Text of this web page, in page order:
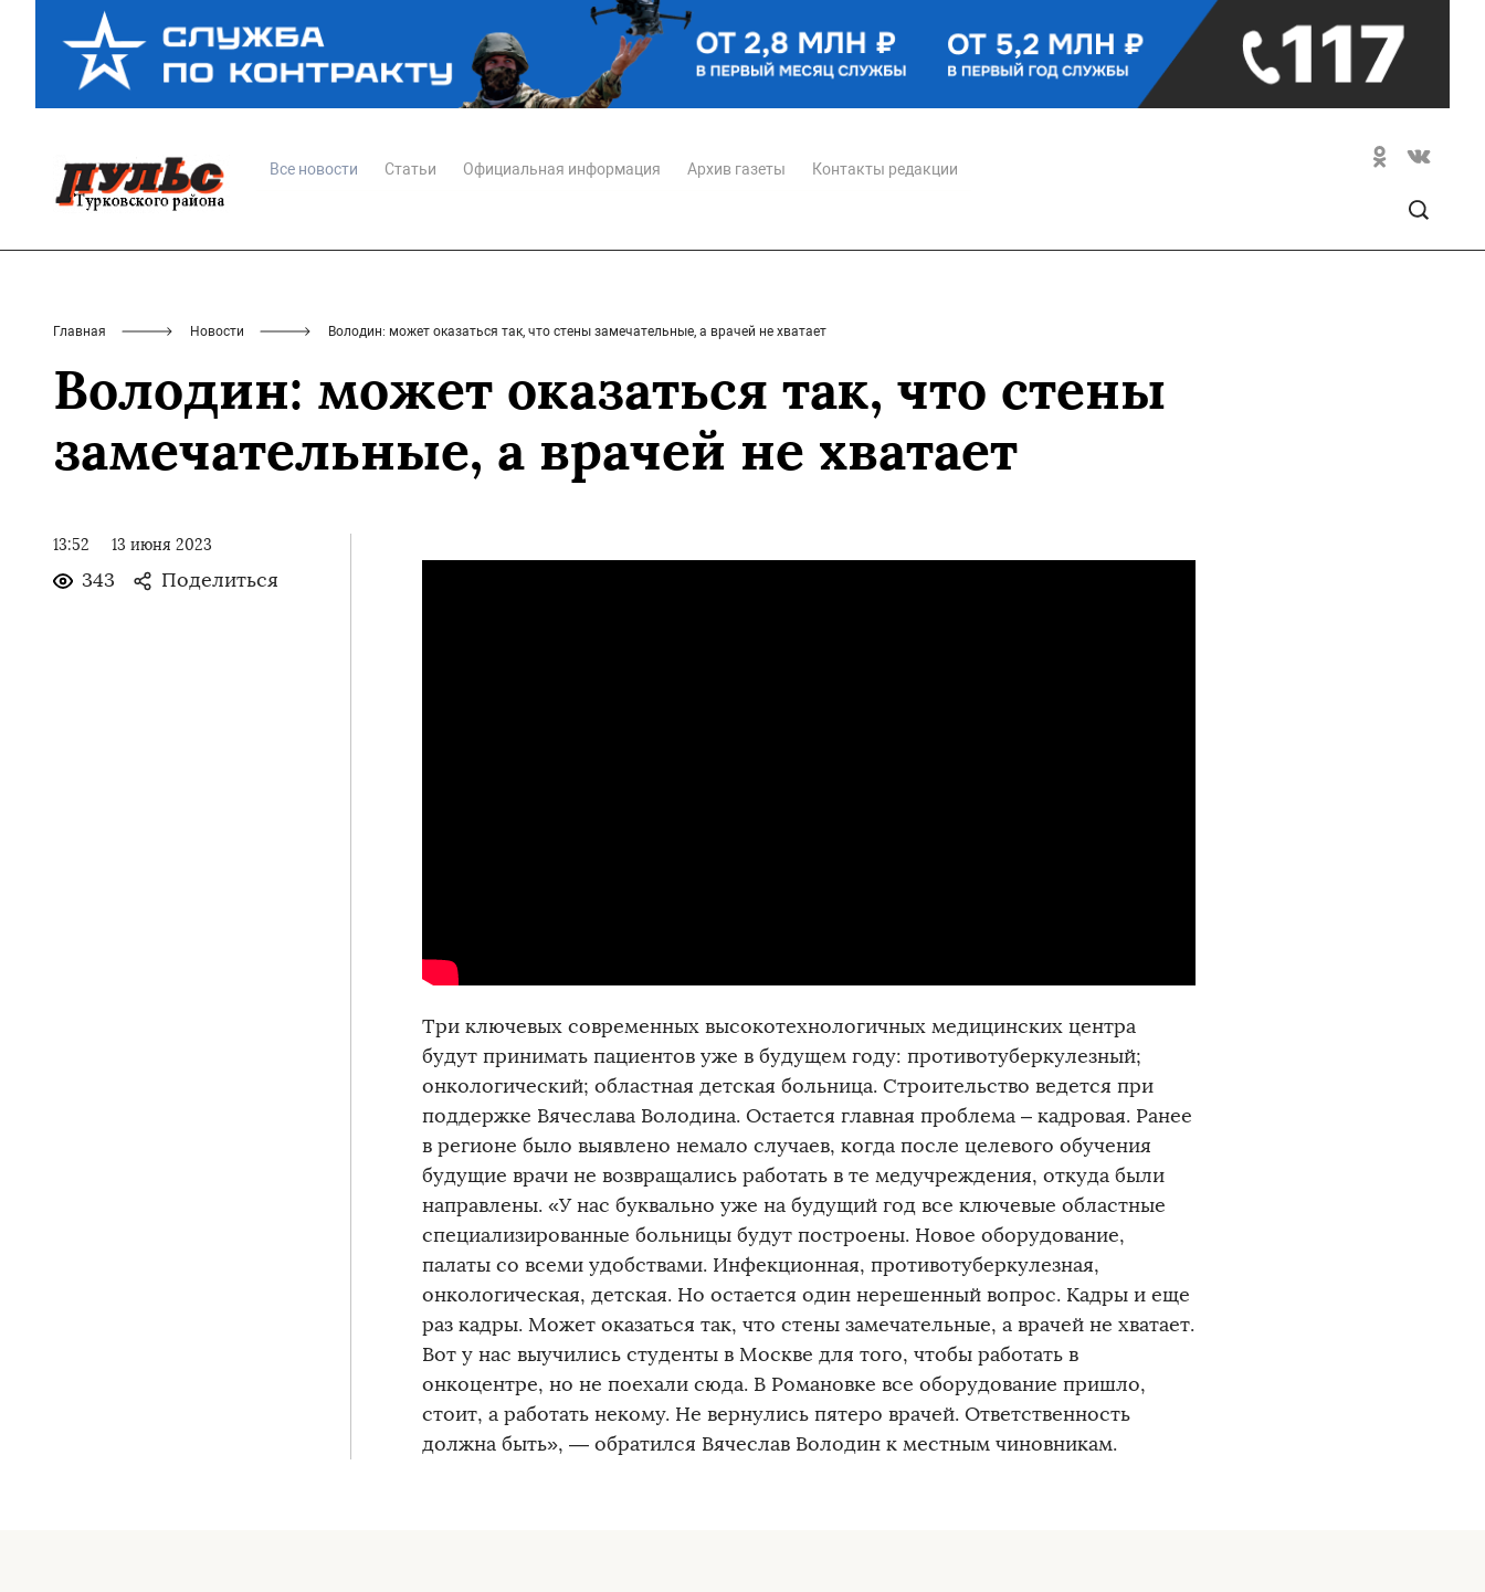
Все новости Статьи Официальная информация Архив газеты Контакты редакции
Главная Новости Володин: может оказаться так, что стены замечательные, а врачей не хватает
Володин: может оказаться так, что стены
замечательные, а врачей не хватает
13:52 13 июня 2023
343 Поделиться
Три ключевых современных высокотехнологичных медицинских центра
будут принимать пациентов уже в будущем году: противотуберкулезный;
онкологический; областная детская больница. Строительство ведется при
поддержке Вячеслава Володина. Остается главная проблема – кадровая. Ранее
в регионе было выявлено немало случаев, когда после целевого обучения
будущие врачи не возвращались работать в те медучреждения, откуда были
направлены. «У нас буквально уже на будущий год все ключевые областные
специализированные больницы будут построены. Новое оборудование,
палаты со всеми удобствами. Инфекционная, противотуберкулезная,
онкологическая, детская. Но остается один нерешенный вопрос. Кадры и еще
раз кадры. Может оказаться так, что стены замечательные, а врачей не хватает.
Вот у нас выучились студенты в Москве для того, чтобы работать в
онкоцентре, но не поехали сюда. В Романовке все оборудование пришло,
стоит, а работать некому. Не вернулись пятеро врачей. Ответственность
должна быть», — обратился Вячеслав Володин к местным чиновникам.